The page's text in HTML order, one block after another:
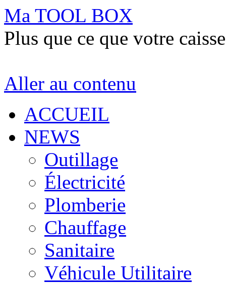
Ma TOOL BOX
Plus que ce que votre
Aller au contenu
ACCUEIL
NEWS
Outillage
Électricité
Plomberie
Chauffage
Sanitaire
Véhicule Utilitaire